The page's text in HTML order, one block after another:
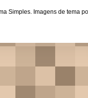
Simples. Imagens de tema